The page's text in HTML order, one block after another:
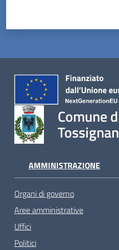
Comune
AMMINISTRAZIONE
Organi di governo
Aree amministrative
Uffici
Politici